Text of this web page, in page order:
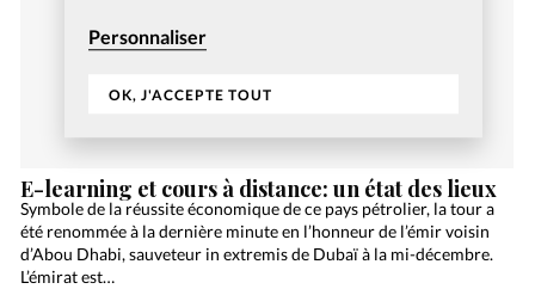
Personnaliser
OK, J'ACCEPTE TOUT
E-learning et cours à distance: un état des lieux
Symbole de la réussite économique de ce pays pétrolier, la tour a
été renommée à la dernière minute en l’honneur de l’émir voisin
d’Abou Dhabi, sauveteur in extremis de Dubaï à la mi-décembre.
L’émirat est…